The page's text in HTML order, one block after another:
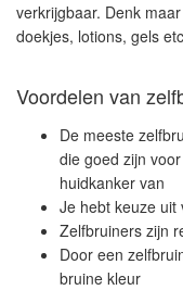
verkrijgbaar. Denk
doekjes, lotions, gels
Voordelen van
De meeste
die goed zijn
huidkanker van
Je hebt keuze uit
Zelfbruiners zijn
Door een
bruine kleur